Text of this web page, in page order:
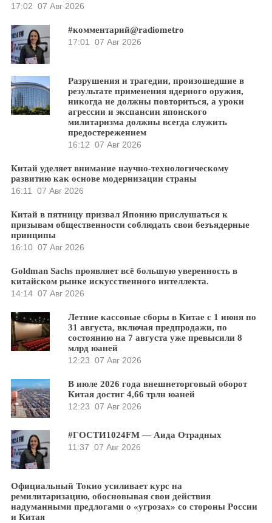
17:02 07 Авг 2026
#комментарий@radiometro
17:01
07 Авг 2026
Разрушения и трагедии, произошедшие в
результате применения ядерного оружия,
никогда не должны повториться, а уроки
агрессии и экспансии японского
милитаризма должны всегда служить
предостережением
16:12 07 Авг 2026
Китай уделяет внимание научно-технологическому
развитию как основе модернизации страны
16:11
07 Авг 2026
Китай в пятницу призвал Японию прислушаться к
призывам общественности соблюдать свои безъядерные
принципы
16:10 07 Авг 2026
Goldman Sachs проявляет всё большую уверенность в
китайском рынке искусственного интеллекта.
14:14 07 Авг 2026
Летние кассовые сборы в Китае с 1 июня по
31 августа, включая предпродажи, по
состоянию на 7 августа уже превысили 8
млрд юаней
12:23 07 Авг 2026
В июле 2026 года внешнеторговый оборот
Китая достиг 4,66 трлн юаней
12:23 07 Авг 2026
#ГОСТИ1024FM — Аида Отрадных
11:37 07 Авг 2026
Официальный Токио усиливает курс на
ремилитаризацию, обосновывая свои действия
надуманными предлогами о «угрозах» со стороны России
и Китая